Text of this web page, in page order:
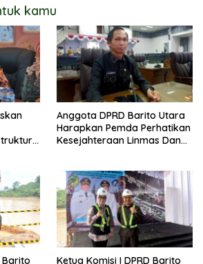
kamu
Anggota DPRD Barito Utara
Harapkan Pemda Perhatikan
Kesejahteraan Linmas Dan
Barito
Ketua Komisi I DPRD Barito